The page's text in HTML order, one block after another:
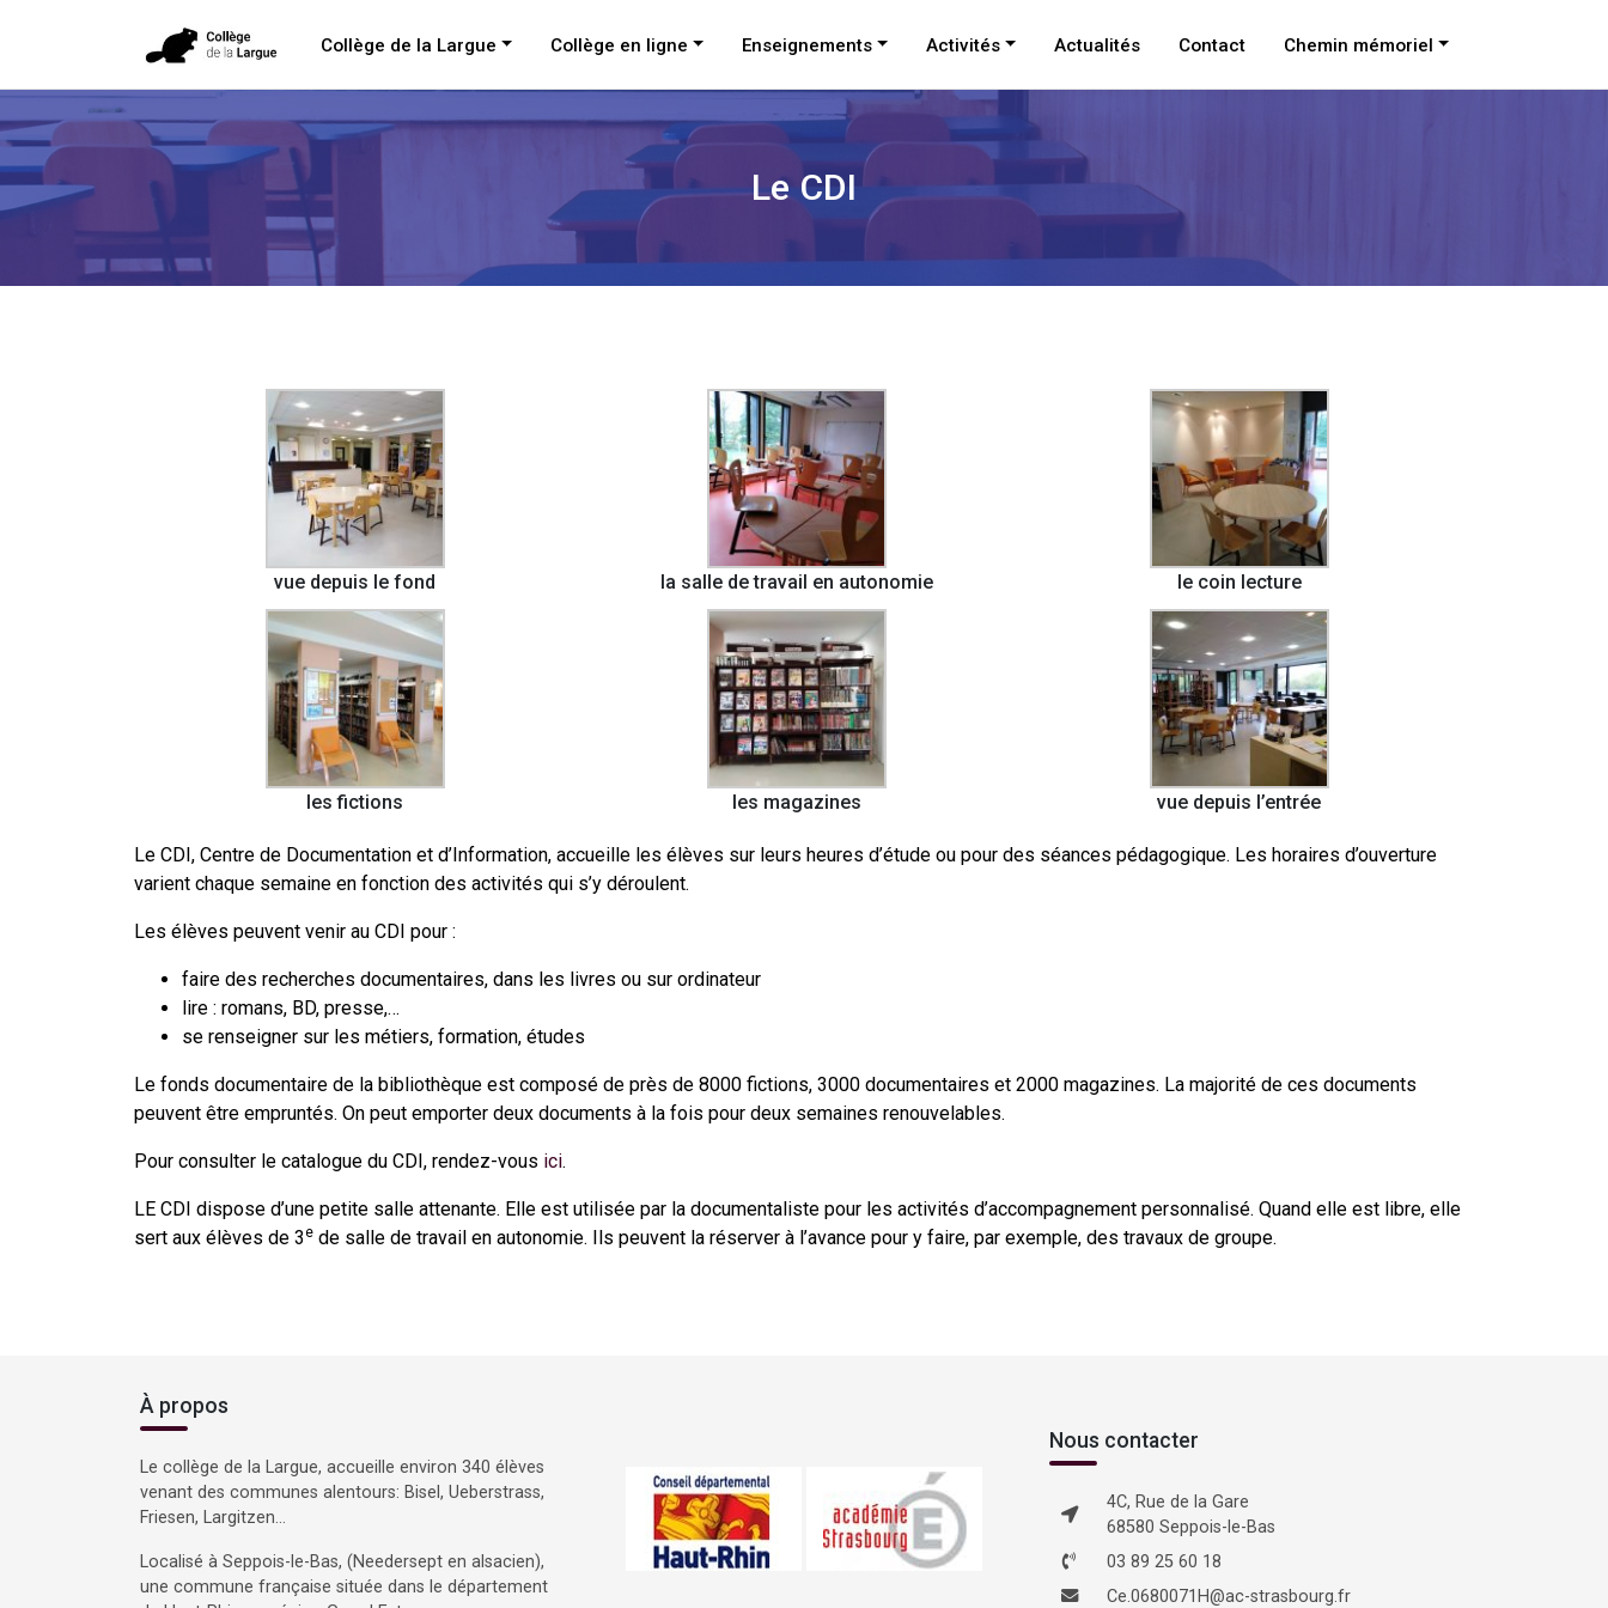
Collège de la Largue Collège en ligne Enseignements Activités Actualités Contact Chemin mémoriel
Le CDI
vue depuis le fond la salle de travail en autonomie le coin lecture
les fictions les magazines vue depuis l’entrée
Le CDI, Centre de Documentation et d’Information, accueille les élèves sur leurs heures d’étude ou pour des séances pédagogique. Les horaires d’ouverture
varient chaque semaine en fonction des activités qui s’y déroulent.
Les élèves peuvent venir au CDI pour :
faire des recherches documentaires, dans les livres ou sur ordinateur
lire : romans, BD, presse,…
se renseigner sur les métiers, formation, études
Le fonds documentaire de la bibliothèque est composé de près de 8000 fictions, 3000 documentaires et 2000 magazines. La majorité de ces documents
peuvent être empruntés. On peut emporter deux documents à la fois pour deux semaines renouvelables.
Pour consulter le catalogue du CDI, rendez-vous ici.
LE CDI dispose d’une petite salle attenante. Elle est utilisée par la documentaliste pour les activités d’accompagnement personnalisé. Quand elle est libre, elle
sert aux élèves de 3e de salle de travail en autonomie. Ils peuvent la réserver à l’avance pour y faire, par exemple, des travaux de groupe.
À propos
Le collège de la Largue, accueille environ 340 élèves
venant des communes alentours: Bisel, Ueberstrass,
Friesen, Largitzen…
Localisé à Seppois-le-Bas, (Needersept en alsacien),
une commune française située dans le département
Nous contacter
4C, Rue de la Gare
68580 Seppois-le-Bas
03 89 25 60 18
Ce.0680071H@ac-strasbourg.fr